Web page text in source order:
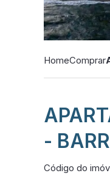
HomeComprar
-
Código do